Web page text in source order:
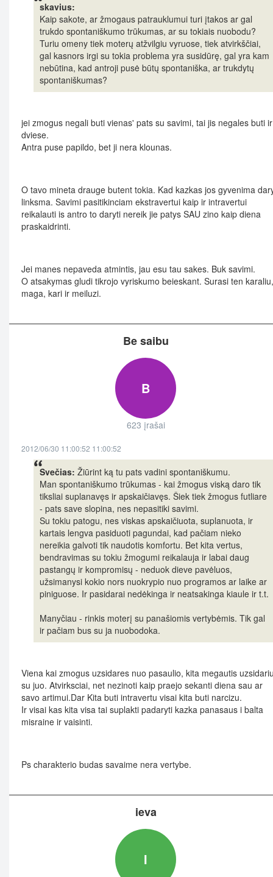
skavius:
Kaip sakote, ar žmogaus patrauklumui turi įtakos ar gal
trukdo spontaniškumo trūkumas, ar su tokiais nuobodu?
Turiu omeny tiek moterų atžvilgiu vyruose, tiek atvirkščiai,
gal kasnors irgi su tokia problema yra susidūrę, gal yra kam
nebūtina, kad antroji pusė būtų spontaniška, ar trukdytų
spontaniškumas?
jei zmogus negali buti vienas' pats su savimi, tai jis negales buti ir
dviese.
Antra puse papildo, bet ji nera klounas.
O tavo mineta drauge butent tokia. Kad kazkas jos gyvenima
linksma. Savimi pasitikinciam ekstravertui kaip ir intravertui
reikalauti is antro to daryti nereik jie patys SAU zino kaip diena
praskaidrinti.
Jei manes nepaveda atmintis, jau esu tau sakes. Buk savimi.
O atsakymas gludi tikrojo vyriskumo beieskant. Surasi ten karaliu,
maga, kari ir meiluzi.
Be saibu
B
623 įrašai
2012/06/30 11:00:52 11:00:52
Svečias: Žiūrint ką tu pats vadini spontaniškumu.
Man spontaniškumo trūkumas - kai žmogus viską daro tik
tiksliai suplanavęs ir apskaičiavęs. Šiek tiek žmogus futliare
- pats save slopina, nes nepasitiki savimi.
Su tokiu patogu, nes viskas apskaičiuota, suplanuota, ir
kartais lengva pasiduoti pagundai, kad pačiam nieko
nereikia galvoti tik naudotis komfortu. Bet kita vertus,
bendravimas su tokiu žmogumi reikalauja ir labai daug
pastangų ir kompromisų - neduok dieve pavėluos,
užsimanysi kokio nors nuokrypio nuo programos ar laike ar
piniguose. Ir pasidarai nedėkinga ir neatsakinga kiaule ir t.t.
Manyčiau - rinkis moterį su panašiomis vertybėmis. Tik gal
ir pačiam bus su ja nuobodoka.
Viena kai zmogus uzsidares nuo pasaulio, kita megautis
su juo. Atvirksciai, net nezinoti kaip praejo sekanti diena sau ar
savo artimui.Dar Kita buti intravertu visai kita buti narcizu.
Ir visai kas kita visa tai suplakti padaryti kazka panasaus i balta
misraine ir vaisinti.
Ps charakterio budas savaime nera vertybe.
ieva
I